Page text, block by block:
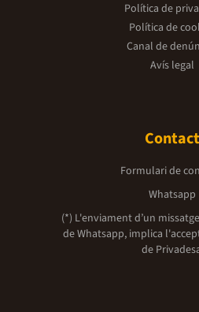
Política de
Política de
Canal de
Avís legal
Formulari de
Whatsapp
(*) L'enviament d’un
de Whatsapp, implica
de